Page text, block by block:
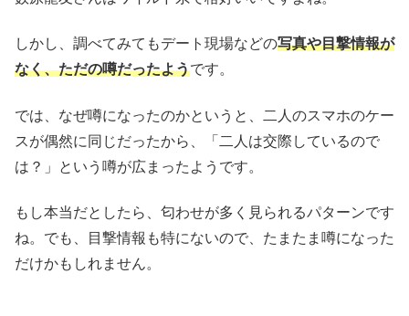
しかし、調べてみてもデート現場などの写真や目撃情報が
なく、ただの噂だったようです。
では、なぜ噂になったのかというと、二人のスマホのケー
スが偶然に同じだったから、「二人は交際しているので
は？」という噂が広まったようです。
もし本当だとしたら、匂わせが多く見られるパターンです
ね。でも、目撃情報も特にないので、たまたま噂になった
だけかもしれません。